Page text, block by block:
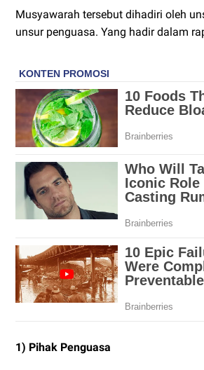
Musyawarah tersebut dihadiri oleh
unsur penguasa. Yang hadir dalam
1) Pihak Penguasa